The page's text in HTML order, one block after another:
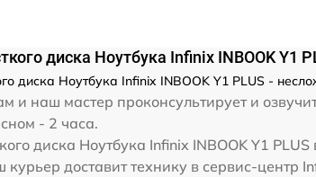
оперативной памяти
диска Ноутбука Infinix INBOOK Y1
диска Ноутбука Infinix INBOOK Y1 PLUS -
и наш мастер проконсультирует и
- 2 часа.
диска Ноутбука Infinix INBOOK Y1
доставит технику в сервис-центр